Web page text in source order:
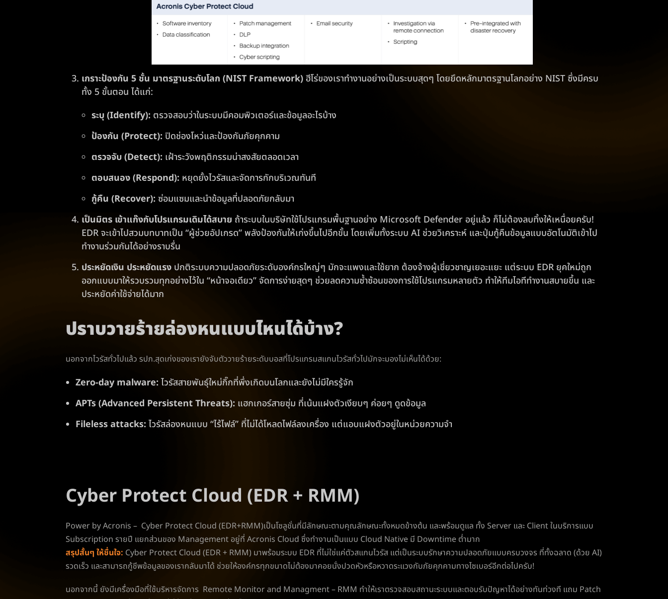
เกราะป้องกัน 5 ชั้น มาตรฐานระดับโลก (NIST Framework)ฮีโร่ของเราทำงานอย่างเป็นระบบสุดๆ โดยยึดหลักมาตรฐานโลกอย่าง NIST ซึ่งมีครบ
ทั้ง 5 ขั้นตอน ได้แก่:
ระบุ (Identify): ตรวจสอบว่าในระบบมีคอมพิวเตอร์และข้อมูลอะไรบ้าง
ป้องกัน (Protect): ปิดช่องโหว่และป้องกันภัยคุกคาม
ตรวจจับ (Detect): เฝ้าระวังพฤติกรรมน่าสงสัยตลอดเวลา
ตอบสนอง (Respond): หยุดยั้งไวรัสและจัดการกักบริเวณทันที
กู้คืน (Recover): ซ่อมแซมและนำข้อมูลที่ปลอดภัยกลับมา
เป็นมิตร เข้าแก๊งกับโปรแกรมเดิมได้สบาย ถ้าระบบในบริษัทใช้โปรแกรมพื้นฐานอย่าง Microsoft Defender อยู่แล้ว ก็ไม่ต้องลบทิ้งให้เหนื่อยครับ!
EDR จะเข้าไปสวมบทบาทเป็น “ผู้ช่วยอัปเกรด” พลังป้องกันให้เก่งขึ้นไปอีกขั้น โดยเพิ่มทั้งระบบ AI ช่วยวิเคราะห์ และปุ่มกู้คืนข้อมูลแบบอัตโนมัติเข้าไป
ทำงานร่วมกันได้อย่างราบรื่น
ประหยัดเงิน ประหยัดแรง ปกติระบบความปลอดภัยระดับองค์กรใหญ่ๆ มักจะแพงและใช้ยาก ต้องจ้างผู้เชี่ยวชาญเยอะแยะ แต่ระบบ EDR ยุคใหม่ถูก
ออกแบบมาให้รวบรวมทุกอย่างไว้ใน “หน้าจอเดียว” จัดการง่ายสุดๆ ช่วยลดความซ้ำซ้อนของการใช้โปรแกรมหลายตัว ทำให้ทีมไอทีทำงานสบายขึ้น และ
ประหยัดค่าใช้จ่ายได้มาก
ปราบวายร้ายล่องหนแบบไหนได้บ้าง?
นอกจากไวรัสทั่วไปแล้ว รปภ.สุดเก่งของเรายังจับตัววายร้ายระดับบอสที่โปรแกรมสแกนไวรัสทั่วไปมักจะมองไม่เห็นได้ด้วย:
Zero-day malware: ไวรัสสายพันธุ์ใหม่กิ๊กที่พึ่งเกิดบนโลกและยังไม่มีใครรู้จัก
APTs (Advanced Persistent Threats): แฮกเกอร์สายซุ่ม ที่เน้นแฝงตัวเงียบๆ ค่อยๆ ดูดข้อมูล
Fileless attacks: ไวรัสล่องหนแบบ “ไร้ไฟล์” ที่ไม่ได้โหลดไฟล์ลงเครื่อง แต่แอบแฝงตัวอยู่ในหน่วยความจำ
Cyber Protect Cloud (EDR + RMM)
Power by Acronis – Cyber Protect Cloud (EDR+RMM)เป็นโซลูชั่นที่มีลักษณะตามคุณลักษณะทั้งหมดข้างต้น และพร้อมดูแล ทั้ง Server และ Client ในบริการแบบ
Subscription รายปี แยกส่วนของ Management อยู่ที่ Acronis Cloud ซึ่งทำงานเป็นแบบ Cloud Native มี Downtime ต่ำมาก
สรุปสั้นๆ ให้ชื่นใจ: Cyber Protect Cloud (EDR + RMM) มาพร้อมระบบ EDR ที่ไม่ใช่แค่ตัวสแกนไวรัส แต่เป็นระบบรักษาความปลอดภัยแบบครบวงจร ที่ทั้งฉลาด (ด้วย AI)
รวดเร็ว และสามารถกู้ชีพข้อมูลของเรากลับมาได้ ช่วยให้องค์กรทุกขนาดไม่ต้องมาคอยนั่งปวดหัวหรือหวาดระแวงกับภัยคุกคามทางไซเบอร์อีกต่อไปครับ!
นอกจากนี้ ยังมีเครื่องมือที่ใช้บริหารจัดการ Remote Monitor and Managment – RMM ทำให้เราตรวจสอบสถานะระบบและตอบรับปัญหาได้อย่างทันท่วงที แถม Patch